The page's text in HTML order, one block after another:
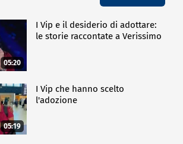
05:20
I Vip e il desiderio di adottare:
le storie raccontate a Verissimo
05:19
I Vip che hanno scelto
l'adozione